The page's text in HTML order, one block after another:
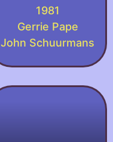
1981
Gerrie Pape
John Schuurmans